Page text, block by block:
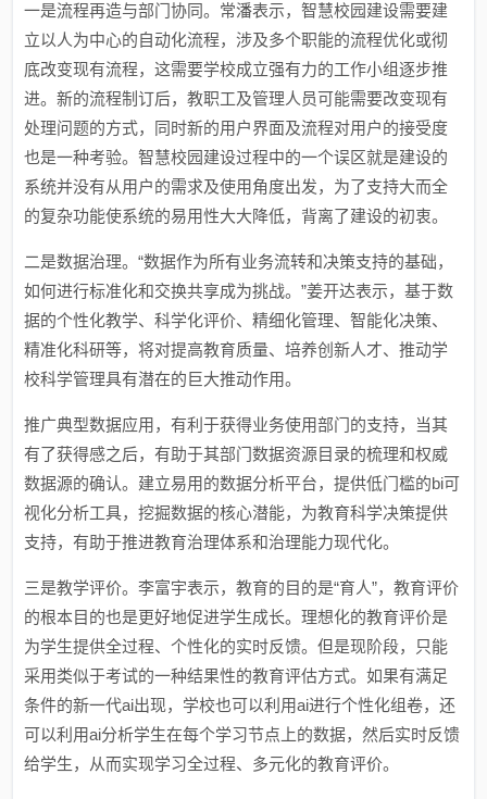
一是流程再造与部门协同。常潘表示，智慧校园建设需要建
立以人为中心的自动化流程，涉及多个职能的流程优化或彻
底改变现有流程，这需要学校成立强有力的工作小组逐步推
进。新的流程制订后，教职工及管理人员可能需要改变现有
处理问题的方式，同时新的用户界面及流程对用户的接受度
也是一种考验。智慧校园建设过程中的一个误区就是建设的
系统并没有从用户的需求及使用角度出发，为了支持大而全
的复杂功能使系统的易用性大大降低，背离了建设的初衷。
二是数据治理。“数据作为所有业务流转和决策支持的基础，
如何进行标准化和交换共享成为挑战。”姜开达表示，基于数
据的个性化教学、科学化评价、精细化管理、智能化决策、
精准化科研等，将对提高教育质量、培养创新人才、推动学
校科学管理具有潜在的巨大推动作用。
推广典型数据应用，有利于获得业务使用部门的支持，当其
有了获得感之后，有助于其部门数据资源目录的梳理和权威
数据源的确认。建立易用的数据分析平台，提供低门槛的bi可
视化分析工具，挖掘数据的核心潜能，为教育科学决策提供
支持，有助于推进教育治理体系和治理能力现代化。
三是教学评价。李富宇表示，教育的目的是“育人”，教育评价
的根本目的也是更好地促进学生成长。理想化的教育评价是
为学生提供全过程、个性化的实时反馈。但是现阶段，只能
采用类似于考试的一种结果性的教育评估方式。如果有满足
条件的新一代ai出现，学校也可以利用ai进行个性化组卷，还
可以利用ai分析学生在每个学习节点上的数据，然后实时反馈
给学生，从而实现学习全过程、多元化的教育评价。